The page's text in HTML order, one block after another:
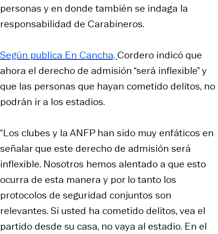
personas y en donde también se indaga la
responsabilidad de Carabineros.
Según publica En Cancha, Cordero indicó que
ahora el derecho de admisión “será inflexible” y
que las personas que hayan cometido delitos, no
podrán ir a los estadios.
“Los clubes y la ANFP han sido muy enfáticos en
señalar que este derecho de admisión será
inflexible. Nosotros hemos alentado a que esto
ocurra de esta manera y por lo tanto los
protocolos de seguridad conjuntos son
relevantes. Si usted ha cometido delitos, vea el
partido desde su casa, no vaya al estadio. En el